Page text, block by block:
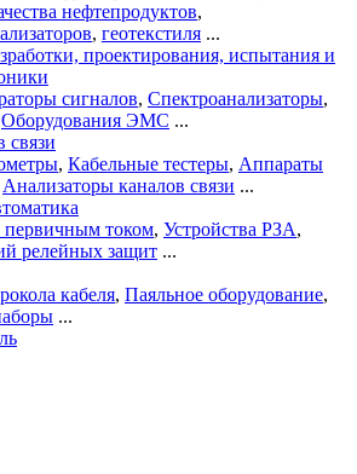
нефтепродуктов,
, геотекстиля ...
проектирования, испытания и
сигналов, Спектроанализаторы,
Оборудования ЭМС ...
связи
, Кабельные тестеры, Аппараты
Анализаторы каналов связи ...
первичным током, Устройства РЗА,
релейных защит ...
кабеля, Паяльное оборудование,
...